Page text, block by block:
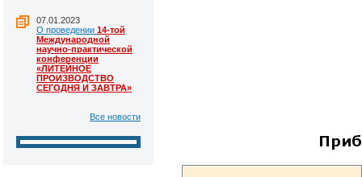
07.01.2023
О проведении 14-той
Международной
научно-практической
конференции
«ЛИТЕЙНОЕ
ПРОИЗВОДСТВО
СЕГОДНЯ И ЗАВТРА»
Все новости